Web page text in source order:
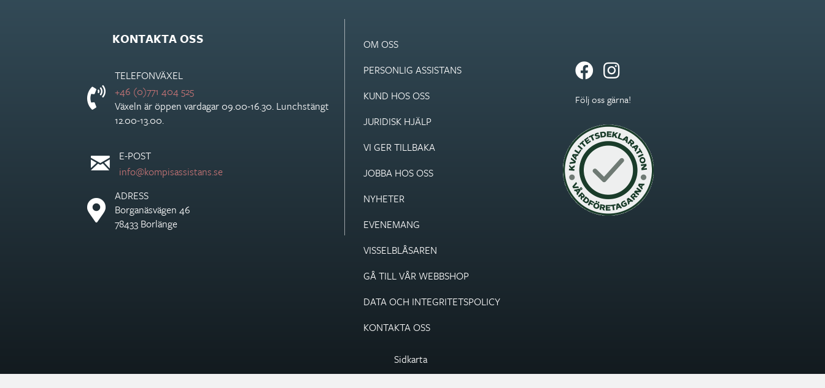
KONTAKTA OSS
TELEFONVÄXEL
+46 (0)771 404 525
Växeln är öppen vardagar 09.00-16.30. Lunchstängt
12.00-13.00.
E-POST
info@kompisassistans.se
ADRESS
Borganäsvägen 46
78433 Borlänge
OM OSS
PERSONLIG ASSISTANS
KUND HOS OSS
JURIDISK HJÄLP
VI GER TILLBAKA
JOBBA HOS OSS
NYHETER
EVENEMANG
VISSEL­BLÅSAREN
GÅ TILL VÅR WEBBSHOP
DATA OCH INTEGRITETS­POLICY
KONTAKTA OSS
Sidkarta
Följ oss gärna!